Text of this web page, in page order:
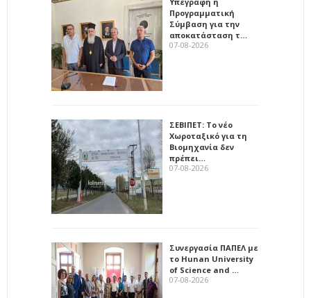
Προγραμματική
Σύμβαση για την
αποκατάσταση τ…
07-08-2026
ΣΕΒΙΠΕΤ: Το νέο
Χωροταξικό για τη
Βιομηχανία δεν
πρέπει…
07-08-2026
Συνεργασία ΠΑΠΕΛ με
το Hunan University
of Science and …
07-08-2026